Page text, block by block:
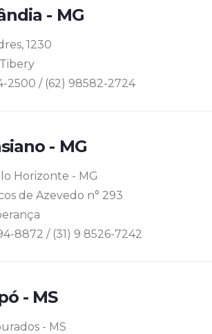
- MG
1230
2500 / (62) 98582-2724
- MG
Horizonte - MG
de Azevedo n° 293
8872 / (31) 9 8526-7242
- MS
- MS